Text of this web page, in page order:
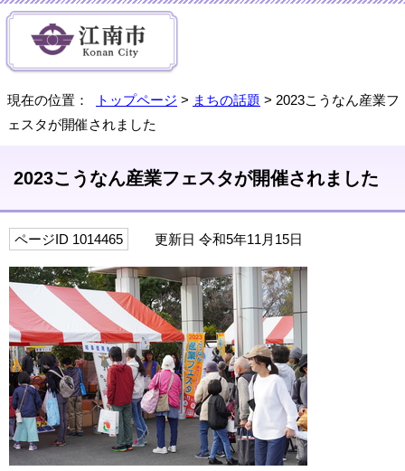
現在の位置： トップページ > まちの話題 > 2023こうなん産業フ
ェスタが開催されました
2023こうなん産業フェスタが開催されました
ページID 1014465 更新日 令和5年11月15日